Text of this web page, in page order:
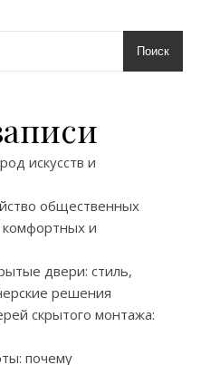
Поиск
искусств и
общественных
и
двери: стиль,
решения
скрытого монтажа:
почему